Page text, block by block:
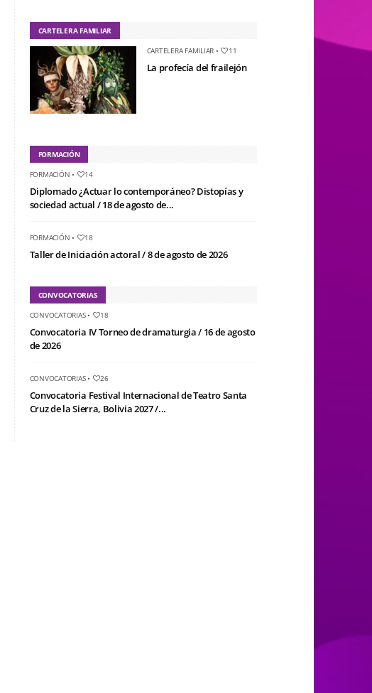
CARTELERA FAMILIAR
CARTELERA FAMILIAR • 11
La profecía del frailejón
FORMACIÓN
FORMACIÓN • 14
Diplomado ¿Actuar lo contemporáneo? Distopías y
sociedad actual / 18 de agosto de...
FORMACIÓN • 18
Taller de Iniciación actoral / 8 de agosto de 2026
CONVOCATORIAS
CONVOCATORIAS• 18
Convocatoria IV Torneo de dramaturgia / 16 de agosto
de 2026
CONVOCATORIAS• 26
Convocatoria Festival Internacional de Teatro Santa
Cruz de la Sierra, Bolivia 2027 /...